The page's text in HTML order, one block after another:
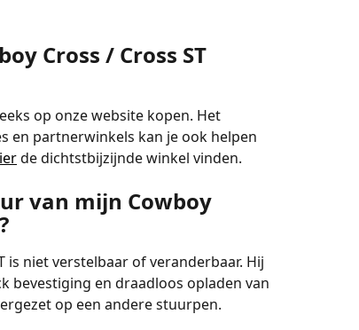
Cross / Cross ST
op onze website kopen. Het
en partnerwinkels kan je ook helpen
de dichtstbijzijnde winkel vinden.
van mijn Cowboy
is niet verstelbaar of veranderbaar. Hij
bevestiging en draadloos opladen van
op een andere stuurpen.